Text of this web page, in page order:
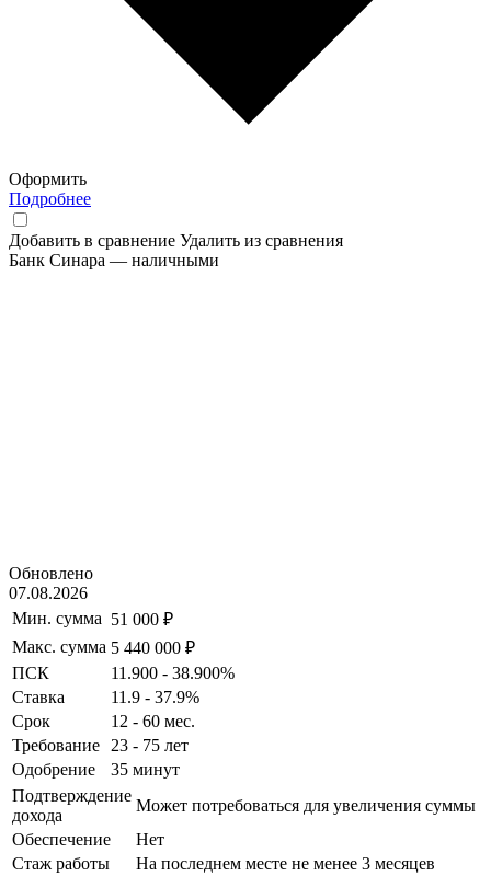
Оформить
Подробнее
Добавить в сравнение Удалить из сравнения
Банк Синара — наличными
Обновлено
07.08.2026
Мин. сумма 51 000 ₽
Макс. сумма 5 440 000 ₽
ПСК
11.900 - 38.900%
Ставка
11.9 - 37.9%
Срок
12 - 60 мес.
Требование
23 - 75 лет
Одобрение
35 минут
Подтверждение
дохода
Может потребоваться для увеличения суммы
Обеспечение
Нет
Стаж работы
На последнем месте не менее 3 месяцев